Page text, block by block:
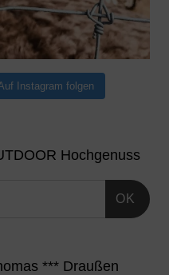
Instagram folgen
Hochgenuss
OK
*** Draußen